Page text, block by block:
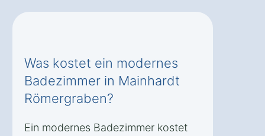
Was kostet ein modernes
Badezimmer in Mainhardt
Römergraben?
Ein modernes Badezimmer kostet